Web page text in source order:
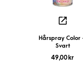
Hårspray Color
Svart
49,00 kr